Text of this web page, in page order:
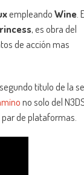
empleandoWine.
, es obra del
de acción mas
titulo de la
no solo del
de plataformas.